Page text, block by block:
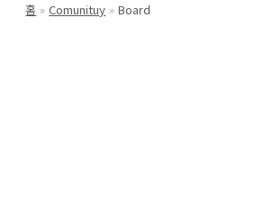
홈 Comunituy Board